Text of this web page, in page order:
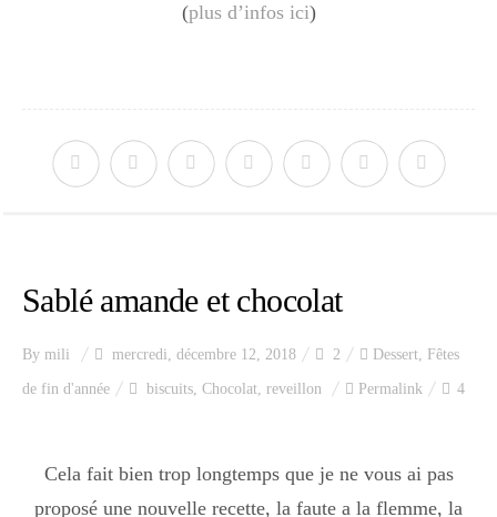
(plus d’infos ici)
Sablé amande et chocolat
By mili mercredi, décembre 12, 2018 2 Dessert, Fêtes
de fin d'année biscuits, Chocolat, reveillon Permalink 4
Cela fait bien trop longtemps que je ne vous ai pas
proposé une nouvelle recette, la faute a la flemme, la